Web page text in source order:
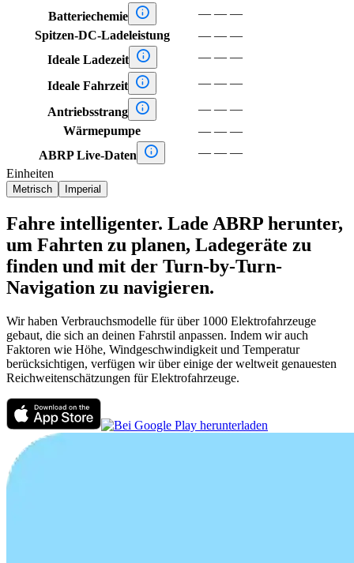
Batteriechemie
 — — —
Spitzen-DC-Ladeleistung
— — —
Ideale Ladezeit
 — — —
Ideale Fahrzeit  — — —
Antriebsstrang  — — —
Wärmepumpe
— — —
ABRP Live-Daten
 — — —
Einheiten
Metrisch Imperial
Fahre intelligenter. Lade ABRP herunter,
um Fahrten zu planen, Ladegeräte zu
finden und mit der Turn-by-Turn-
Navigation zu navigieren.
Wir haben Verbrauchsmodelle für über 1000 Elektrofahrzeuge
gebaut, die sich an deinen Fahrstil anpassen. Indem wir auch
Faktoren wie Höhe, Windgeschwindigkeit und Temperatur
berücksichtigen, verfügen wir über einige der weltweit genauesten
Reichweitenschätzungen für Elektrofahrzeuge.